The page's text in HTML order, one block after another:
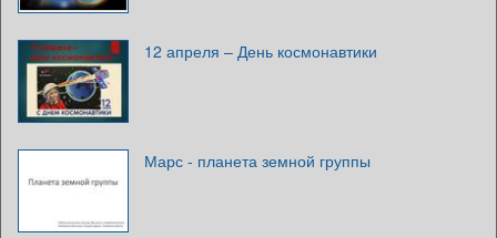
12 апреля – День космонавтики
Марс - планета земной группы